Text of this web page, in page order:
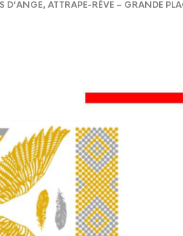
D’ANGE, ATTRAPE-RÊVE – GRANDE